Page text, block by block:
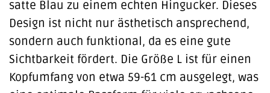
satte Blau zu einem echten Hingucker. Dieses
Design ist nicht nur ästhetisch ansprechend,
sondern auch funktional, da es eine gute
Sichtbarkeit fördert. Die Größe L ist für einen
Kopfumfang von etwa 59-61 cm ausgelegt, was